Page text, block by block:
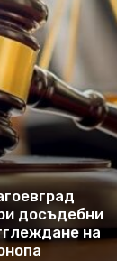
досъдебни
на